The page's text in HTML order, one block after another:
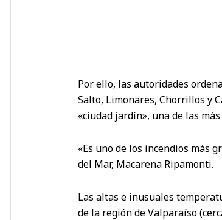
Por ello, las autoridades
Salto, Limonares, Chorrillos y
«ciudad jardín», una de las
«Es uno de los incendios más
del Mar, Macarena Ripamonti.
Las altas e inusuales
de la región de Valparaíso